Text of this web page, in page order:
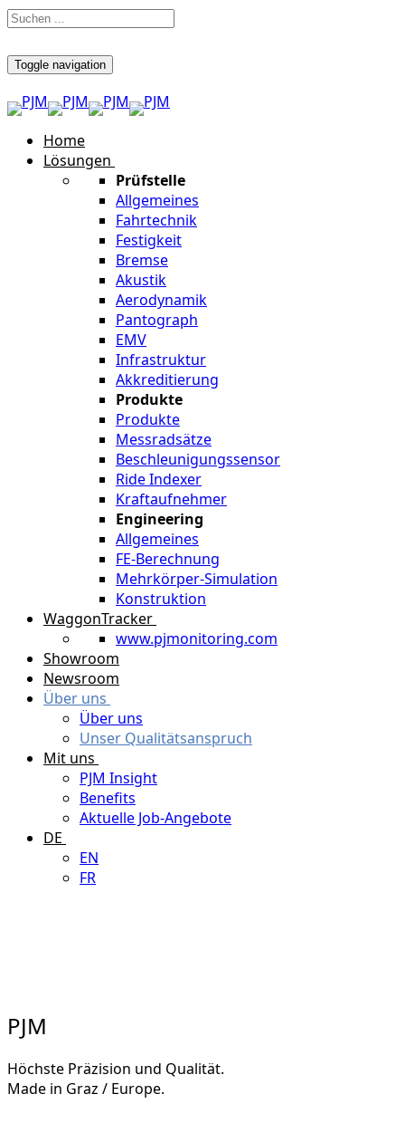
Toggle navigation
Home
Lösungen
Prüfstelle
Allgemeines
Fahrtechnik
Festigkeit
Bremse
Akustik
Aerodynamik
Pantograph
EMV
Infrastruktur
Akkreditierung
Produkte
Produkte
Messradsätze
Beschleunigungssensor
Ride Indexer
Kraftaufnehmer
Engineering
Allgemeines
FE-Berechnung
Mehrkörper-Simulation
Konstruktion
WaggonTracker
www.pjmonitoring.com
Showroom
Newsroom
Über uns
Über uns
Unser Qualitätsanspruch
Mit uns
PJM Insight
Benefits
Aktuelle Job-Angebote
DE
EN
FR
PJM
Höchste Präzision und Qualität.
Made in Graz / Europe.